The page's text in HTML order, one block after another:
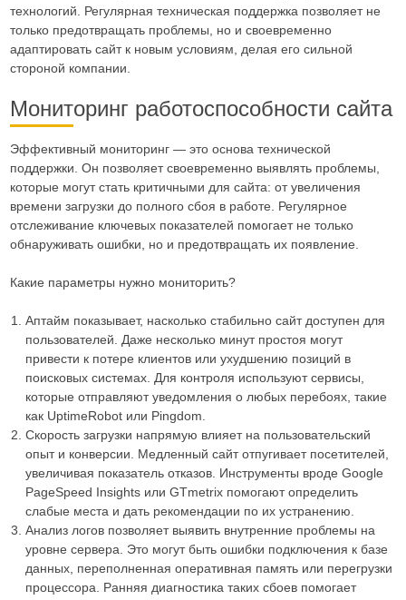
технологий. Регулярная техническая поддержка позволяет не
только предотвращать проблемы, но и своевременно
адаптировать сайт к новым условиям, делая его сильной
стороной компании.
Мониторинг работоспособности сайта
Эффективный мониторинг — это основа технической
поддержки. Он позволяет своевременно выявлять проблемы,
которые могут стать критичными для сайта: от увеличения
времени загрузки до полного сбоя в работе. Регулярное
отслеживание ключевых показателей помогает не только
обнаруживать ошибки, но и предотвращать их появление.
Какие параметры нужно мониторить?
Аптайм показывает, насколько стабильно сайт доступен для
пользователей. Даже несколько минут простоя могут
привести к потере клиентов или ухудшению позиций в
поисковых системах. Для контроля используют сервисы,
которые отправляют уведомления о любых перебоях, такие
как UptimeRobot или Pingdom.
Скорость загрузки напрямую влияет на пользовательский
опыт и конверсии. Медленный сайт отпугивает посетителей,
увеличивая показатель отказов. Инструменты вроде Google
PageSpeed Insights или GTmetrix помогают определить
слабые места и дать рекомендации по их устранению.
Анализ логов позволяет выявить внутренние проблемы на
уровне сервера. Это могут быть ошибки подключения к базе
данных, переполненная оперативная память или перегрузки
процессора. Ранняя диагностика таких сбоев помогает